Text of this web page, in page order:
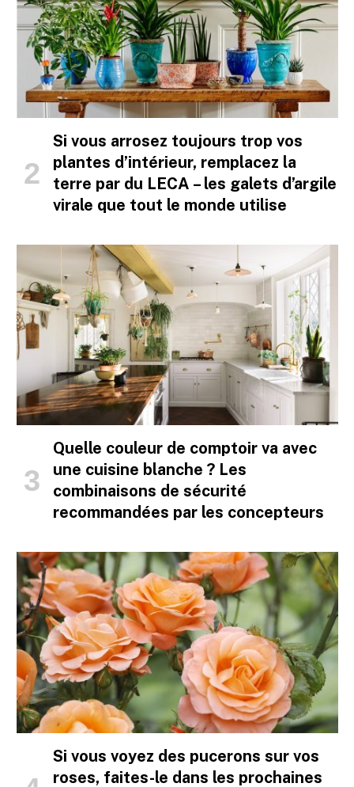
Si vous arrosez toujours trop vos
plantes d’intérieur, remplacez la
terre par du LECA – les galets d’argile
virale que tout le monde utilise
Quelle couleur de comptoir va avec
une cuisine blanche ? Les
combinaisons de sécurité
recommandées par les concepteurs
Si vous voyez des pucerons sur vos
roses, faites-le dans les prochaines